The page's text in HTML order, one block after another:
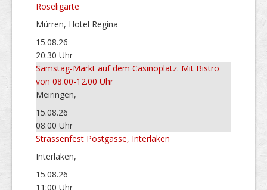
Röseligarte
Mürren, Hotel Regina
15.08.26
20:30 Uhr
Samstag-Markt auf dem Casinoplatz. Mit Bistro
von 08.00-12.00 Uhr
Meiringen,
15.08.26
08:00 Uhr
Strassenfest Postgasse, Interlaken
Interlaken,
15.08.26
11:00 Uhr